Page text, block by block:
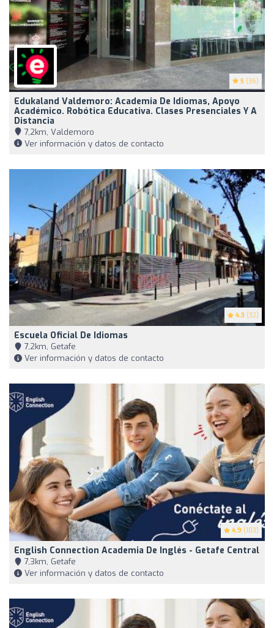
5 (36)
Edukaland Valdemoro: Academia De Idiomas, Apoyo
Académico. Robótica Educativa. Clases Presenciales Y A
Distancia
7,2km, Valdemoro
Ver información y datos de contacto
4.3 (32)
Escuela Oficial De Idiomas
7,2km, Getafe
Ver información y datos de contacto
4.9 (103)
English Connection Academia De Inglés - Getafe Central
7,3km, Getafe
Ver información y datos de contacto